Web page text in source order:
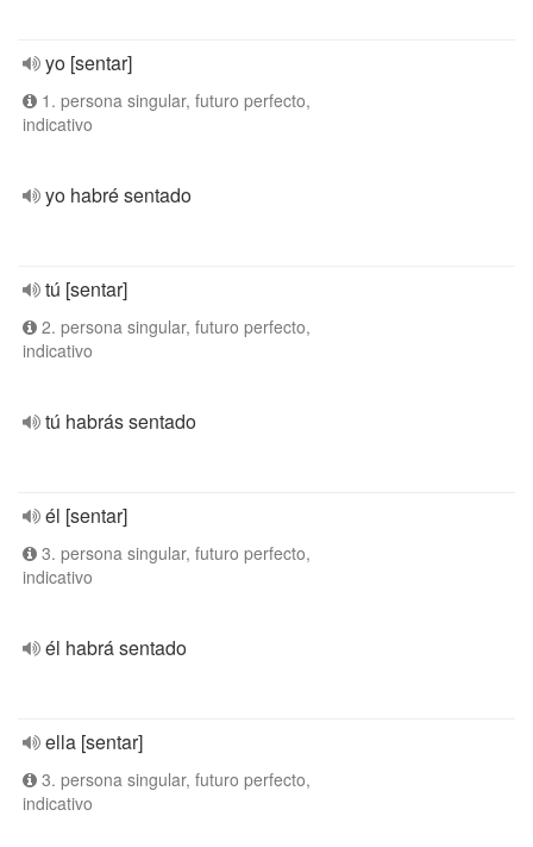
yo [sentar]
1. persona singular, futuro perfecto,
indicativo
yo habré sentado
tú [sentar]
2. persona singular, futuro perfecto,
indicativo
tú habrás sentado
él [sentar]
3. persona singular, futuro perfecto,
indicativo
él habrá sentado
ella [sentar]
3. persona singular, futuro perfecto,
indicativo